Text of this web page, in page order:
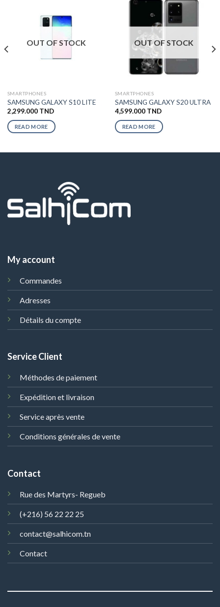
OUT OF STOCK
SMARTPHONES
SAMSUNG GALAXY S10 LITE
2,299.000 TND
READ MORE
OUT OF STOCK
SMARTPHONES
SAMSUNG GALAXY S20 ULTRA
4,599.000 TND
READ MORE
My account
Commandes
Adresses
Détails du compte
Service Client
Méthodes de paiement
Expédition et livraison
Service après vente
Conditions générales de vente
Contact
Rue des Martyrs- Regueb
(+216) 56 22 22 25
contact@salhicom.tn
Contact